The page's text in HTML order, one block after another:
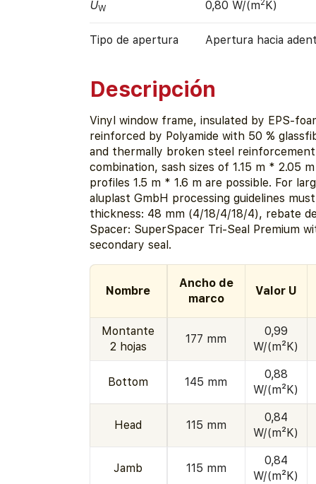
UW 0,80 W/(m K)
Tipo de apertura Apertura hacia
Descripción
Vinyl window frame, insulated by EPS-
reinforced by Polyamide with 50 %
and thermally broken steel
combination, sash sizes of 1.15 m * 2.05
profiles 1.5 m * 1.6 m are possible. For
aluplast GmbH processing guidelines
thickness: 48 mm (4/18/4/18/4), rebate
Spacer: SuperSpacer Tri-Seal Premium
secondary seal.
Nombre
Ancho de
marco
Valor U
Montante
2 hojas
177 mm
0,99
W/(m²K)
Bottom 145 mm
0,88
W/(m²K)
Head 115 mm
0,84
W/(m²K)
Jamb 115 mm
0,84
W/(m²K)